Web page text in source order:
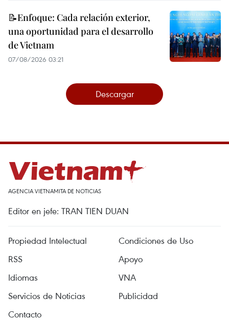
📝Enfoque: Cada relación exterior,
una oportunidad para el desarrollo
de Vietnam
07/08/2026 03:21
Descargar
AGENCIA VIETNAMITA DE NOTICIAS
Editor en jefe: TRAN TIEN DUAN
Propiedad Intelectual
Condiciones de Uso
RSS
Apoyo
Idiomas
VNA
Servicios de Noticias
Publicidad
Contacto